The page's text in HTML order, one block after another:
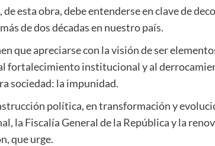
esta obra, debe entenderse en clave de
de dos décadas en nuestro país.
que apreciarse con la visión de ser
fortalecimiento institucional y al
sociedad: la impunidad.
política, en transformación y
la Fiscalía General de la República y la
que urge.